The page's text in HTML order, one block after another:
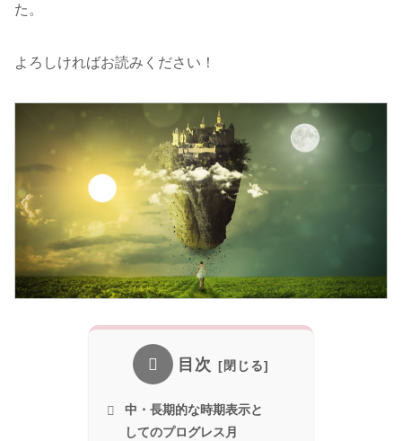
た。
よろしければお読みください！
目次
中・長期的な時期表示と
してのプログレス月